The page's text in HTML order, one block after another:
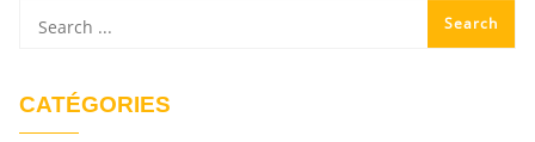
CATÉGORIES